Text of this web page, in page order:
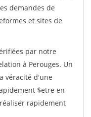
demandes de
et sites de
par notre
à Perouges. Un
véracité d'une
$etre en
rapidement